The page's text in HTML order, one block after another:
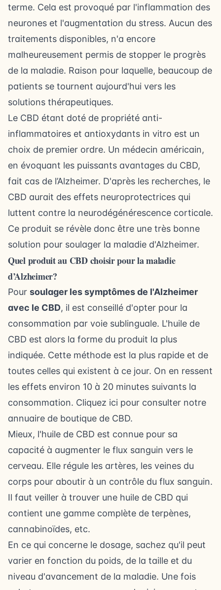
terme. Cela est provoqué par l'inflammation des
neurones et l'augmentation du stress. Aucun des
traitements disponibles, n'a encore
malheureusement permis de stopper le progrès
de la maladie. Raison pour laquelle, beaucoup de
patients se tournent aujourd'hui vers les
solutions thérapeutiques.
Le CBD étant doté de propriété anti-
inflammatoires et antioxydants in vitro est un
choix de premier ordre. Un médecin américain,
en évoquant les puissants avantages du CBD,
fait cas de l’Alzheimer. D'après les recherches, le
CBD aurait des effets neuroprotectrices qui
luttent contre la neurodégénérescence corticale.
Ce produit se révèle donc être une très bonne
solution pour soulager la maladie d'Alzheimer.
Quel produit au CBD choisir pour la maladie
d’Alzheimer?
Pour soulager les symptômes de l'Alzheimer
avec le CBD, il est conseillé d'opter pour la
consommation par voie sublinguale. L'huile de
CBD est alors la forme du produit la plus
indiquée. Cette méthode est la plus rapide et de
toutes celles qui existent à ce jour. On en ressent
les effets environ 10 à 20 minutes suivants la
consommation. Cliquez ici pour consulter notre
annuaire de boutique de CBD.
Mieux, l'huile de CBD est connue pour sa
capacité à augmenter le flux sanguin vers le
cerveau. Elle régule les artères, les veines du
corps pour aboutir à un contrôle du flux sanguin.
Il faut veiller à trouver une huile de CBD qui
contient une gamme complète de terpènes,
cannabinoïdes, etc.
En ce qui concerne le dosage, sachez qu'il peut
varier en fonction du poids, de la taille et du
niveau d'avancement de la maladie. Une fois